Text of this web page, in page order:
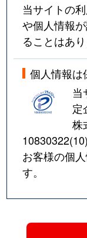
当サイトの
や個人情報
ることはあり
個人情報は
当
定
株
10830322(10)
お客様の個
す。